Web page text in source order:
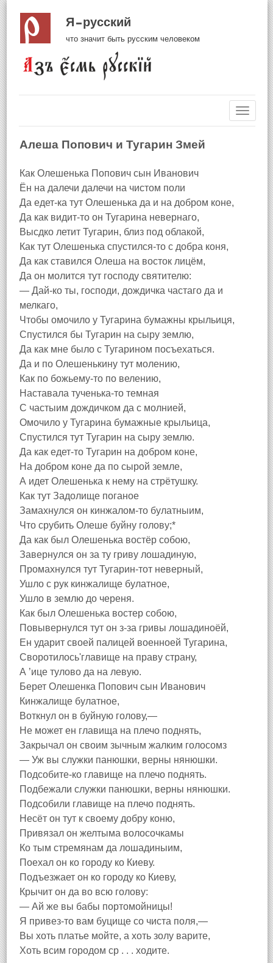
Я русский
что значит быть русским человеком
Алеша Попович и Тугарин Змей
Как Олешенька Попович сын Иванович
Ён на далечи далечи на чистом поли
Да едет-ка тут Олешенька да и на добром коне,
Да как видит-то он Тугарина невернаго,
Высдко летит Тугарин, близ под облакой,
Как тут Олешенька спустился-то с добра коня,
Да как ставился Олеша на восток лицём,
Да он молится тут господу святителю:
— Дай-ко ты, господи, дождичка частаго да и
мелкаго,
Чтобы омочило у Тугарина бумажны крыльиця,
Спустился бы Тугарин на сыру землю,
Да как мне было с Тугарином посъехаться.
Да и по Олешенькину тут молению,
Как по божьему-то по велению,
Наставала тученька-то темная
С частыим дождичком да с молнией,
Омочило у Тугарина бумажные крыльица,
Спустился тут Тугарин на сыру землю.
Да как едет-то Тугарин на добром коне,
На добром коне да по сырой земле,
А идет Олешенька к нему на стрётушку.
Как тут Задолище поганое
Замахнулся он кинжалом-то булатныим,
Что срубить Олеше буйну голову;*
Да как был Олешенька востёр собою,
Завернулся он за ту гриву лошадиную,
Промахнулся тут Тугарин-тот неверный,
Ушло с рук кинжалище булатное,
Ушло в землю до череня.
Как был Олешенька востер собою,
Повывернулся тут он з-за гривы лошадиноёй,
Ен ударит своей палицей военноей Тугарина,
Своротилось'главище на праву страну,
А ’ице тулово да на левую.
Берет Олешенка Попович сын Иванович
Кинжалище булатное,
Воткнул он в буйную голову,—
Не может ен главища на плечо поднять,
Закрычал он своим зычным жалким голосомз
— Уж вы служки панюшки, верны нянюшки.
Подсобите-ко главище на плечо поднять.
Подбежали служки панюшки, верны нянюшки.
Подсобили главище на плечо поднять.
Несёт он тут к своему добру коню,
Привязал он желтыма волосочкамы
Ко тым стремянам да лошадиныим,
Поехал он ко городу ко Киеву.
Подъезжает он ко городу ко Киеву,
Крычит он да во всю голову:
— Ай же вы бабы портомойницы!
Я привез-то вам буцище со чиста поля,—
Вы хоть платье мойте, а хоть золу варите,
Хоть всим городом ср . . . ходите.